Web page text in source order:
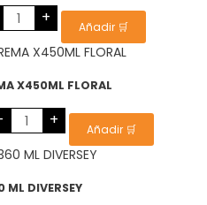
REJILLA
AUTO
TRIPLE
SINA
55X50
+ Añadir 🛒
X450ML FLORAL
MISTER
MUSCULO
CREMA
X450ML
FLORAL
+ Añadir 🛒
ML DIVERSEY